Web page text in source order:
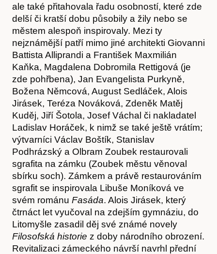
Články
ale také přitahovala řadu osobností, které zde
delší či kratší dobu působily a žily nebo se
městem alespoň inspirovaly. Mezi ty
nejznámější patří mimo jiné architekti Giovanni
Battista Alliprandi a František Maxmilián
Kaňka, Magdalena Dobromila Rettigová (je
zde pohřbena), Jan Evangelista Purkyně,
Božena Němcová, August Sedláček, Alois
Jirásek, Teréza Nováková, Zdeněk Matěj
Kuděj, Jiří Šotola, Josef Váchal či nakladatel
Ladislav Horáček, k nimž se také ještě vrátím;
výtvarníci Václav Boštík, Stanislav
Podhrázský a Olbram Zoubek restaurovali
sgrafita na zámku (Zoubek městu věnoval
sbírku soch). Zámkem a právě restaurováním
sgrafit se inspirovala Libuše Moníková ve
svém románu Fasáda. Alois Jirásek, který
čtrnáct let vyučoval na zdejším gymnáziu, do
Litomyšle zasadil děj své známé novely
Filosofská historie z doby národního obrození.
Revitalizaci zámeckého návrší navrhl přední